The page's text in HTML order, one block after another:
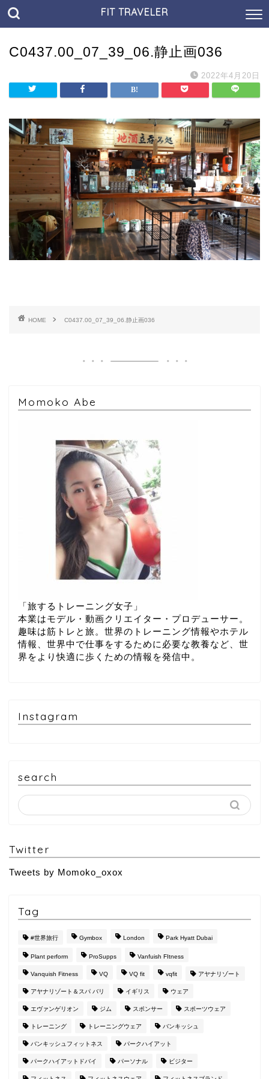
FIT TRAVELER
C0437.00_07_39_06.静止画036
2022年4月20日
HOME C0437.00_07_39_06.静止画036
Momoko Abe
「旅するトレーニング女子」
本業はモデル・動画クリエイター・プロデューサー。
趣味は筋トレと旅。世界のトレーニング情報やホテル
情報、世界中で仕事をするために必要な教養など、世
界をより快適に歩くための情報を発信中。
Instagram
search
Twitter
Tweets by Momoko_oxox
Tag
#世界旅行 Gymbox London Park Hyatt Dubai
Plant perform ProSupps Vanfuish FItness
Vanquish Fitness VQ VQ fit vqfit アヤナリゾート
アヤナリゾート＆スパ バリ イギリス ウェア
エヴァンゲリオン ジム スポンサー スポーツウェア
トレーニング トレーニングウェア バンキッシュ
バンキッシュフィットネス パークハイアット
パークハイアットドバイ パーソナル ビジター